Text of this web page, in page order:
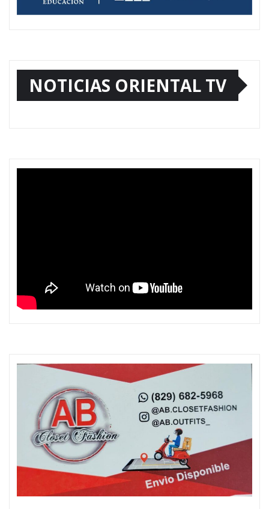
NOTICIAS ORIENTAL TV